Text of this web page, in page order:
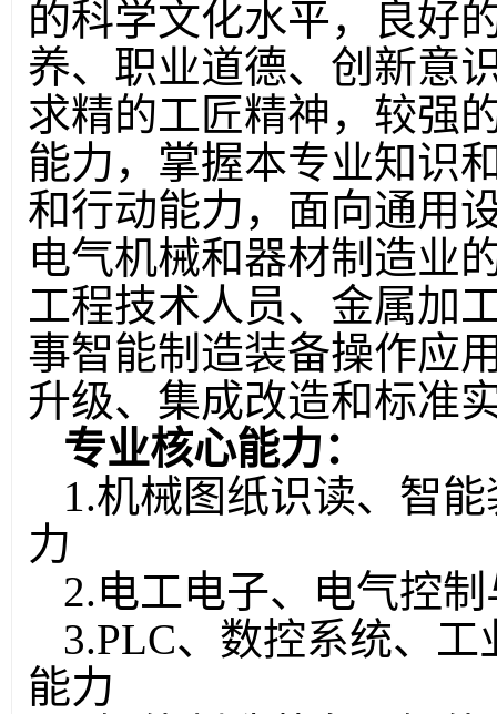
的科学文化水平，良好
养、职业道德、创新意
求精的工匠精神，较强
能力，掌握本专业知识
和行动能力，面向通用
电气机械和器材制造业
工程技术人员、金属加
事智能制造装备操作应
升级、集成改造和标准
专业核心能力：
1.机械图纸识读、智
力
2.电工电子、电气控
3.PLC、数控系统、
能力